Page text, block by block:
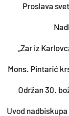
Proslava
„Zar iz
Mons. Pintarić
Održan 30.
Uvod